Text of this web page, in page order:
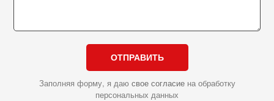
ОТПРАВИТЬ
Заполняя форму, я даю свое согласиена обработку
персональных данных